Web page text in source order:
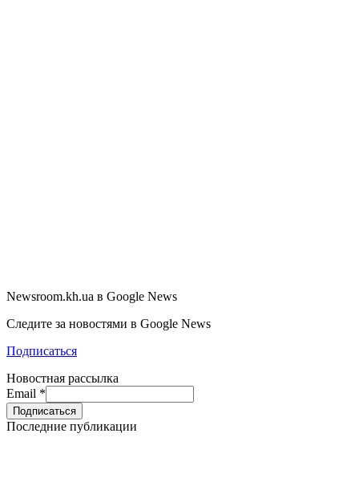
Newsroom.kh.ua в Google News
Следите за новостями в Google News
Подписаться
Новостная рассылка
Email *
Последние публикации